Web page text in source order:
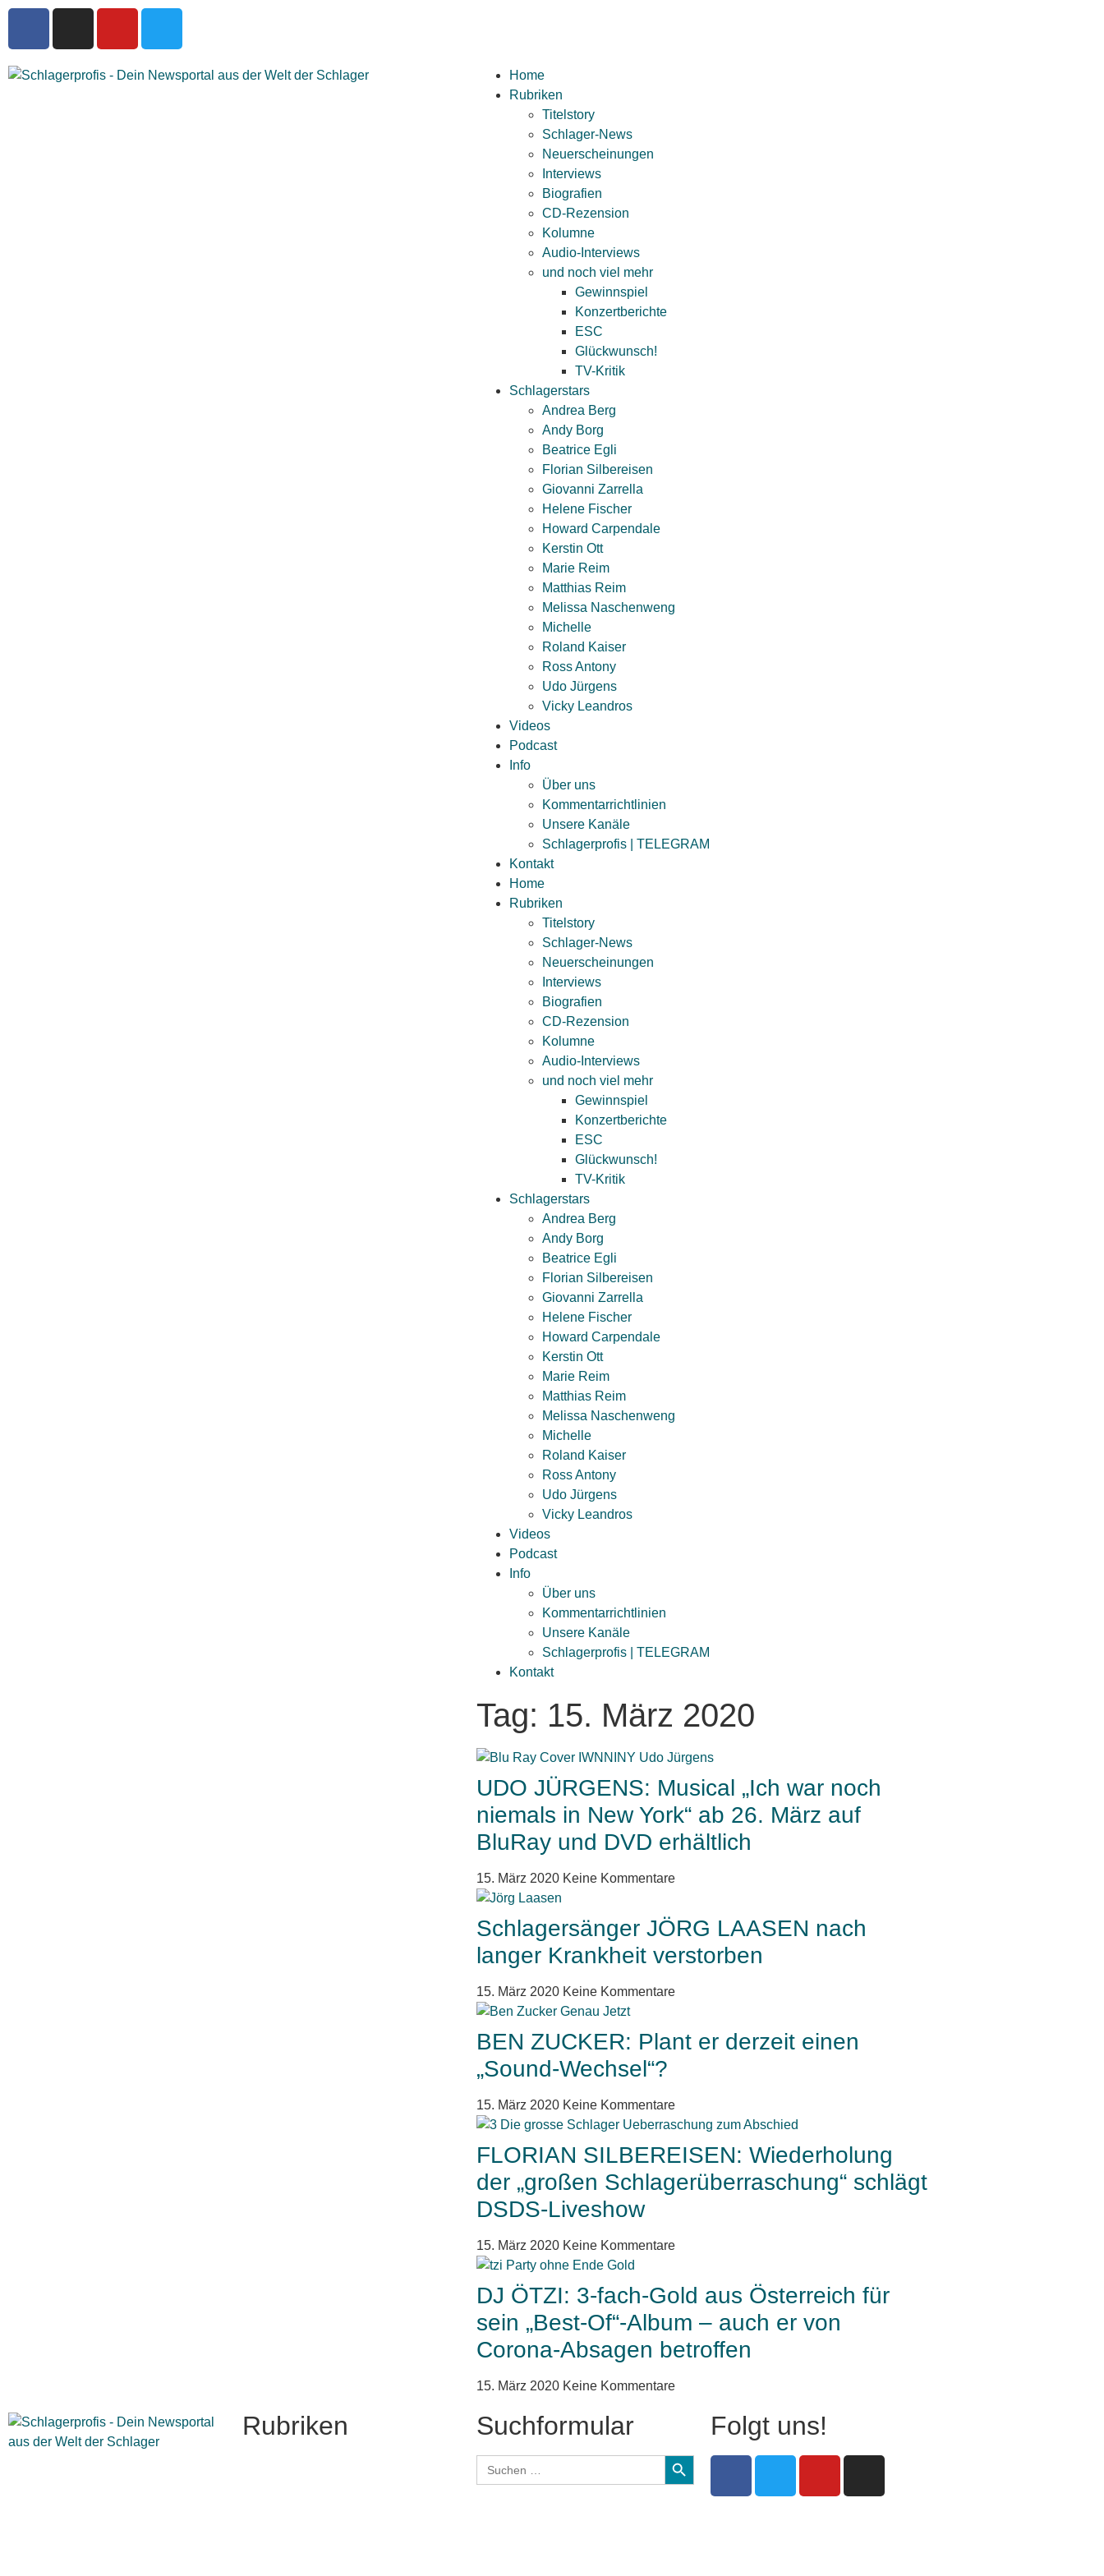
Home
Rubriken
Titelstory
Schlager-News
Neuerscheinungen
Interviews
Biografien
CD-Rezension
Kolumne
Audio-Interviews
und noch viel mehr
Gewinnspiel
Konzertberichte
ESC
Glückwunsch!
TV-Kritik
Schlagerstars
Andrea Berg
Andy Borg
Beatrice Egli
Florian Silbereisen
Giovanni Zarrella
Helene Fischer
Howard Carpendale
Kerstin Ott
Marie Reim
Matthias Reim
Melissa Naschenweng
Michelle
Roland Kaiser
Ross Antony
Udo Jürgens
Vicky Leandros
Videos
Podcast
Info
Über uns
Kommentarrichtlinien
Unsere Kanäle
Schlagerprofis | TELEGRAM
Kontakt
Home
Rubriken
Titelstory
Schlager-News
Neuerscheinungen
Interviews
Biografien
CD-Rezension
Kolumne
Audio-Interviews
und noch viel mehr
Gewinnspiel
Konzertberichte
ESC
Glückwunsch!
TV-Kritik
Schlagerstars
Andrea Berg
Andy Borg
Beatrice Egli
Florian Silbereisen
Giovanni Zarrella
Helene Fischer
Howard Carpendale
Kerstin Ott
Marie Reim
Matthias Reim
Melissa Naschenweng
Michelle
Roland Kaiser
Ross Antony
Udo Jürgens
Vicky Leandros
Videos
Podcast
Info
Über uns
Kommentarrichtlinien
Unsere Kanäle
Schlagerprofis | TELEGRAM
Kontakt
Tag: 15. März 2020
UDO JÜRGENS: Musical „Ich war noch
niemals in New York“ ab 26. März auf
BluRay und DVD erhältlich
15. März 2020 Keine Kommentare
Schlagersänger JÖRG LAASEN nach
langer Krankheit verstorben
15. März 2020 Keine Kommentare
BEN ZUCKER: Plant er derzeit einen
„Sound-Wechsel“?
15. März 2020 Keine Kommentare
FLORIAN SILBEREISEN: Wiederholung
der „großen Schlagerüberraschung“ schlägt
DSDS-Liveshow
15. März 2020 Keine Kommentare
DJ ÖTZI: 3-fach-Gold aus Österreich für
sein „Best-Of“-Album – auch er von
Corona-Absagen betroffen
15. März 2020 Keine Kommentare
Rubriken Suchformular
Search
for:
Search Button
Folgt uns!